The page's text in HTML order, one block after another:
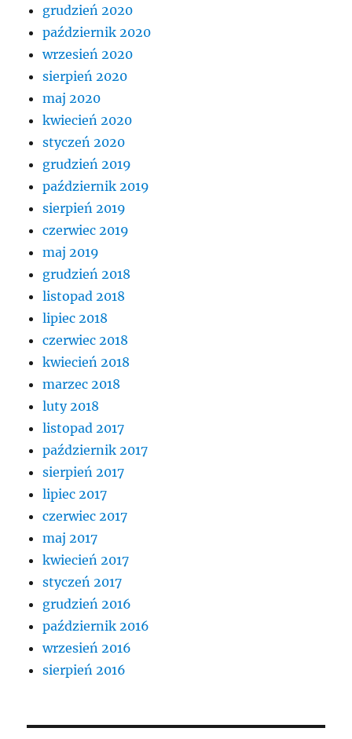
grudzień 2020
październik 2020
wrzesień 2020
sierpień 2020
maj 2020
kwiecień 2020
styczeń 2020
grudzień 2019
październik 2019
sierpień 2019
czerwiec 2019
maj 2019
grudzień 2018
listopad 2018
lipiec 2018
czerwiec 2018
kwiecień 2018
marzec 2018
luty 2018
listopad 2017
październik 2017
sierpień 2017
lipiec 2017
czerwiec 2017
maj 2017
kwiecień 2017
styczeń 2017
grudzień 2016
październik 2016
wrzesień 2016
sierpień 2016